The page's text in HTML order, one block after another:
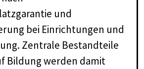
und
bei Einrichtungen und
Zentrale Bestandteile
Bildung werden damit